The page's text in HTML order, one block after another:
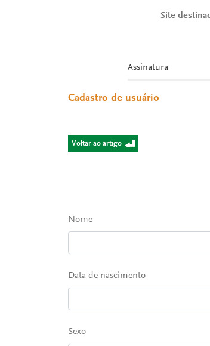
Site
Assinatura
Cadastro de usuário
Voltar ao artigo
Nome
Data de nascimento
Sexo